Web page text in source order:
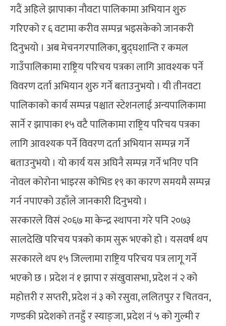
गदैं अहिले झापाका नौवटा पालिकामा अभियान शुरु
गरिएको र ६ वटामा करीव सम्पन्न भइसकेको जानकरी
दिनुभयो । अब मेचनगरपालिका, बुद्घशान्ति र कमल
गाउँपालिकामा राष्ट्रिय परिचय पत्रका लागि आवश्यक पर्ने
विवरण दर्ता अभियान शुरु गर्ने बताउनुभयो । यी तीनवटा
पालिकाको कार्य सम्पन्न पश्चात स्टेशनलाई अन्यपालिकामा
सार्ने र झापाका १५ वटै पालिकामा राष्ट्रिय परिचय पत्रका
लागि आवश्यक पर्ने विवरण दर्ता अभियान सम्पन्न गर्ने
बताउनुभयो । यो कार्य यस अघिनै सम्पन्न गर्ने भनिए पनि
नोवल कोरोना भाइरस कोभिड १९ का कारण समयमै सम्पन्न
गर्न नपाएको उहाँले जानकारी दिनुभयो ।
सरकारले विसं २०६७ मा केन्द्र स्थापना गरे पनि २०७३
सालदेखि परिचय पत्रको काम सुरू भएको हो । यसवर्ष थप
सरकारले थप १५ जिल्लामा राष्ट्रिय परिचय पत्र लागू गर्ने
भएको छ । प्रदेश नं १ झापा र संखुवासभा, प्रदेश नं २ को
महोत्तरी र सप्तरी, प्रदेश नं ३ को रसुवा, ललितपुर र चितवन,
गण्डकी प्रदेशको तनहुँ र स्याङ्जा, प्रदेश नं ५ को गुल्मी र